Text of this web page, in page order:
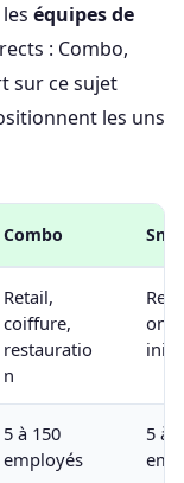
équipes de
: Combo,
sur ce sujet
les uns
Combo
Retail,
coiffure,
restauratio
n
on
5 à 150
employés
5 à